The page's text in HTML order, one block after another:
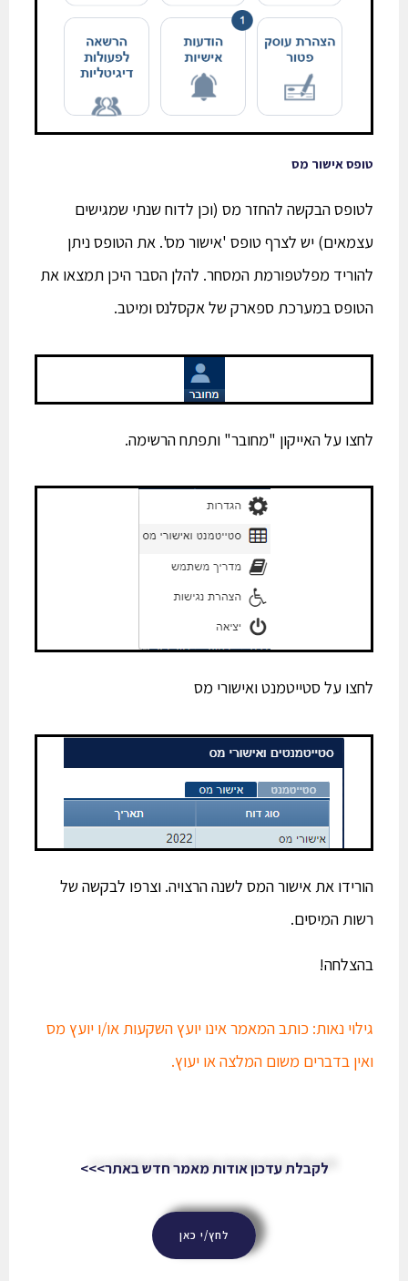
טופס אישור מס
לטופס הבקשה להחזר מס (וכן לדוח שנתי שמגישים
עצמאים) יש לצרף טופס 'אישור מס'. את הטופס ניתן
להוריד מפלטפורמת המסחר. להלן הסבר היכן תמצאו את
הטופס במערכת ספארק של אקסלנס ומיטב.
לחצו על האייקון "מחובר" ותפתח הרשימה.
לחצו על סטייטמנט ואישורי מס
הורידו את אישור המס לשנה הרצויה. וצרפו לבקשה של
רשות המיסים.
בהצלחה!
גילוי נאות: כותב המאמר אינו יועץ השקעות או/ו יועץ מס
ואין בדברים משום המלצה או יעוץ.
לקבלת עדכון אודות מאמר חדש באתר>>>
לחץ/י כאן